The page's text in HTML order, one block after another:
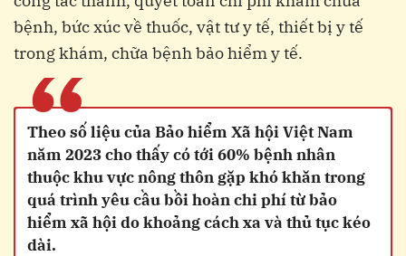
bệnh, bức xúc về thuốc, vật tư y tế, thiết bị y tế
trong khám, chữa bệnh bảo hiểm y tế.
“
Theo số liệu của Bảo hiểm Xã hội Việt Nam
năm 2023 cho thấy có tới 60% bệnh nhân
thuộc khu vực nông thôn gặp khó khăn trong
quá trình yêu cầu bồi hoàn chi phí từ bảo
hiểm xã hội do khoảng cách xa và thủ tục kéo
dài.